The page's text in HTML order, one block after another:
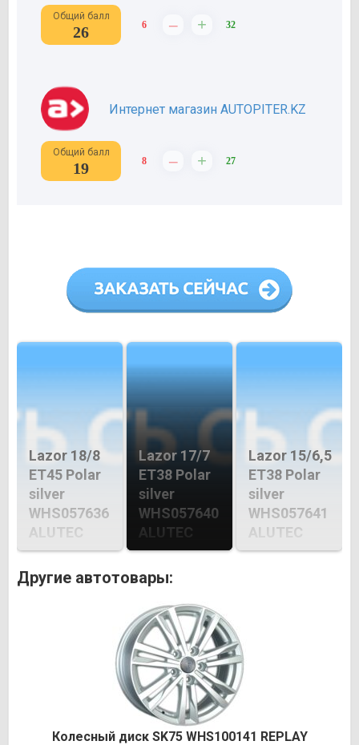
Общий балл
26 6 – + 32
Интернет магазин AUTOPITER.KZ
Общий балл
19 8 – + 27
Lazor 18/8
ET45 Polar
silver
WHS057636
ALUTEC
Lazor 17/7
ET38 Polar
silver
WHS057640
ALUTEC
Lazor 15/6,5
ET38 Polar
silver
WHS057641
ALUTEC
Другие автотовары:
Колесный диск SK75 WHS100141 REPLAY